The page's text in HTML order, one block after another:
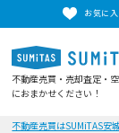
お気に
不動産売買・売却査定・
におまかせください！
不動産売買はSUMiTAS安